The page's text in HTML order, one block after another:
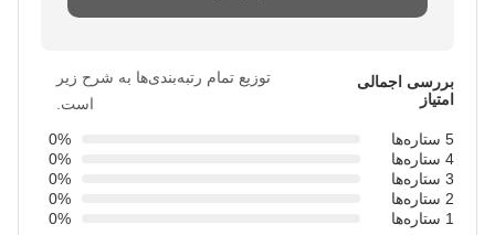
بررسی اجمالی
امتیاز
توزیع تمام رتبه‌بندی‌ها به شرح زیر
است.
5 ستاره‌ها
0%
4 ستاره‌ها
0%
3 ستاره‌ها
0%
2 ستاره‌ها
0%
1 ستاره‌ها
0%